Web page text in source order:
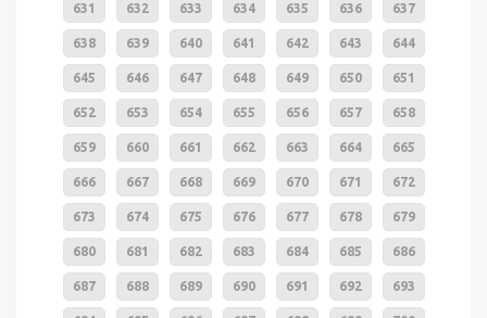
631 632 633 634 635 636 637
638 639 640 641 642 643 644
645 646 647 648 649 650 651
652 653 654 655 656 657 658
659 660 661 662 663 664 665
666 667 668 669 670 671 672
673 674 675 676 677 678 679
680 681 682 683 684 685 686
687 688 689 690 691 692 693